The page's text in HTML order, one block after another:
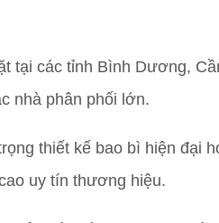
tại các tỉnh Bình Dương,
nhà phân phối lớn.
thiết kế bao bì hiện đại
uy tín thương hiệu.